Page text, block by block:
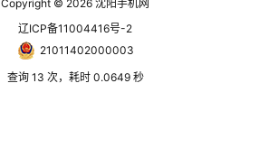
Copyright © 2026 沈阳手机网
辽ICP备11004416号-2
21011402000003
查询 13 次，耗时 0.0649 秒